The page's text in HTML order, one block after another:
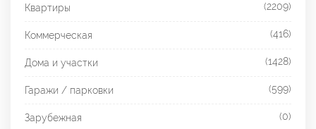
Квартиры (2209)
Коммерческая (416)
Дома и участки (1428)
Гаражи / парковки (599)
Зарубежная (0)